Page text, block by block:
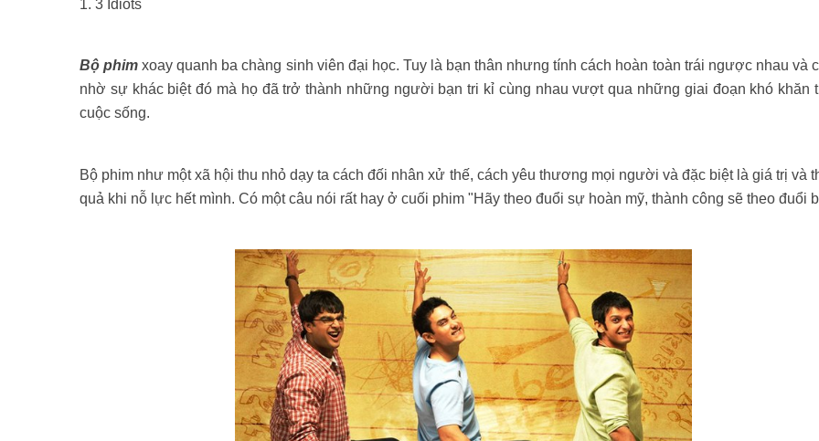
1. 3 Idiots
Bộ phim xoay quanh ba chàng sinh viên đại học. Tuy là bạn thân nhưng tính cách hoàn toàn trái ngược nhau và
nhờ sự khác biệt đó mà họ đã trở thành những người bạn tri kỉ cùng nhau vượt qua những giai đoạn khó khăn
cuộc sống.
Bộ phim như một xã hội thu nhỏ dạy ta cách đối nhân xử thế, cách yêu thương mọi người và đặc biệt là giá trị và
quả khi nỗ lực hết mình. Có một câu nói rất hay ở cuối phim "Hãy theo đuổi sự hoàn mỹ, thành công sẽ theo đuổi